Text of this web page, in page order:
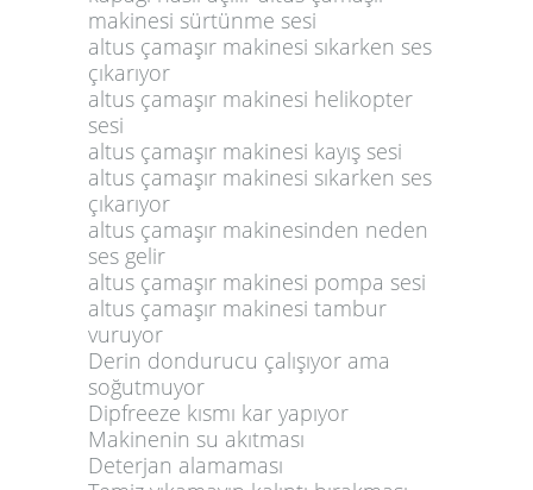
makinesi sürtünme sesi
altus çamaşır makinesi sıkarken ses
çıkarıyor
altus çamaşır makinesi helikopter
sesi
altus çamaşır makinesi kayış sesi
altus çamaşır makinesi sıkarken ses
çıkarıyor
altus çamaşır makinesinden neden
ses gelir
altus çamaşır makinesi pompa sesi
altus çamaşır makinesi tambur
vuruyor
Derin dondurucu çalışıyor ama
soğutmuyor
Dipfreeze kısmı kar yapıyor
Makinenin su akıtması
Deterjan alamaması